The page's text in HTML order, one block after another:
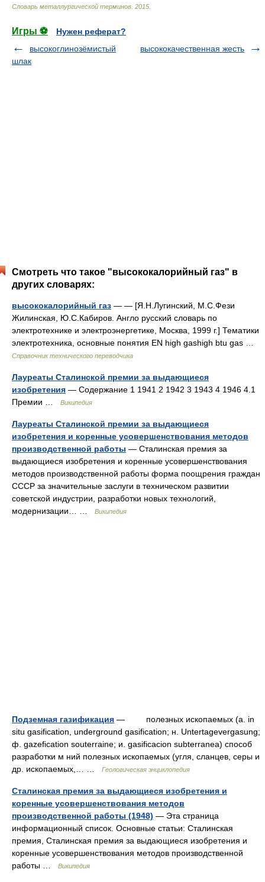
Словарь металлургической терминов 2015
Игры ⚽
Нужен реферат?
высокоглинозёмистый
шлак
высококачественная жесть
Смотреть что такое "высококалорийный газ" в
других словарях:
высококалорийный газ — — [Я.Н.Лугинский, М.С.Фези
Жилинская, Ю.С.Кабиров. Англо русский словарь по
электротехнике и электроэнергетике, Москва, 1999 г.] Тематики
электротехника, основные понятия EN high gashigh btu gas …
Справочник технического переводчика
Лауреаты Сталинской премии за выдающиеся
изобретения — Содержание 1 1941 2 1942 3 1943 4 1946 4.1
Премии …
Википедия
Лауреаты Сталинской премии за выдающиеся
изобретения и коренные усовершенствования методов
производственной работы — Сталинская премия за
выдающиеся изобретения и коренные усовершенствования
методов производственной работы форма поощрения граждан
СССР за значительные заслуги в техническом развитии
советской индустрии, разработки новых технологий,
модернизации… …
Википедия
Подземная газификация — полезных ископаемыx (a. in
situ gasification, underground gasification; н. Untertagevergasung;
ф. gazefication souterraine; и. gasificacion subterranea) способ
разработки м ний полезных ископаемых (угля, сланцев, серы и
др. ископаемых,… …
Геологическая энциклопедия
Сталинская премия за выдающиеся изобретения и
коренные усовершенствования методов
производственной работы (1948) — Эта страница
информационный список. Основные статьи: Сталинская
премия, Сталинская премия за выдающиеся изобретения и
коренные усовершенствования методов производственной
работы …
Википедия